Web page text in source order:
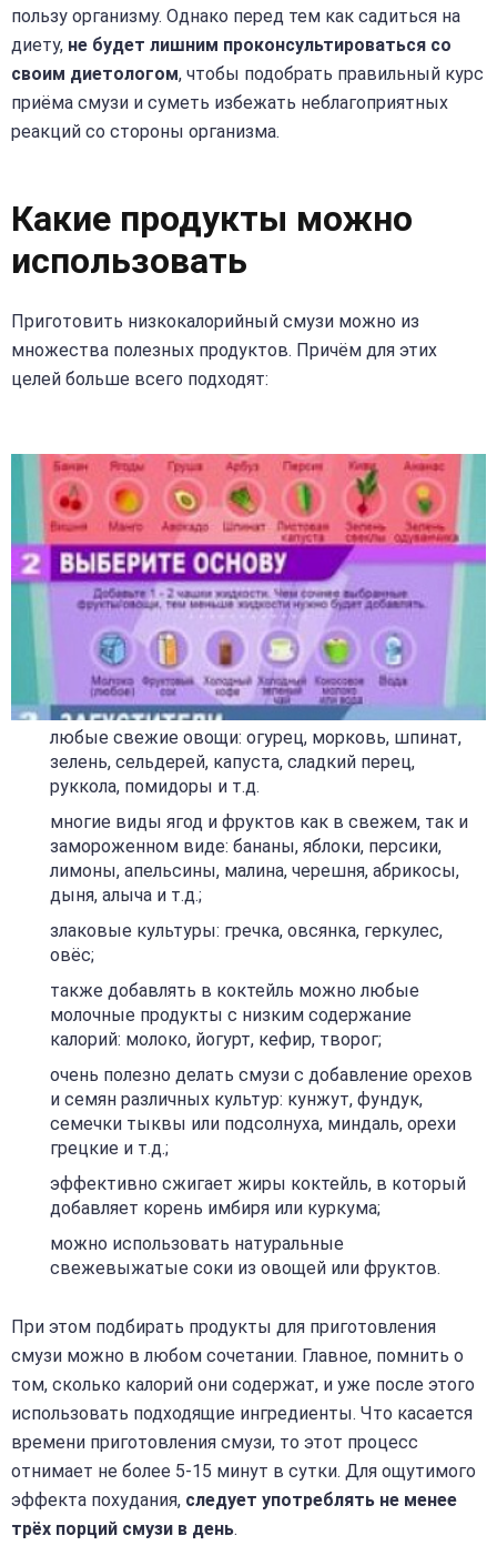
пользу организму. Однако перед тем как садиться на
диету, не будет лишним проконсультироваться со
своим диетологом, чтобы подобрать правильный курс
приёма смузи и суметь избежать неблагоприятных
реакций со стороны организма.
Какие продукты можно
использовать
Приготовить низкокалорийный смузи можно из
множества полезных продуктов. Причём для этих
целей больше всего подходят:
любые свежие овощи: огурец, морковь, шпинат,
зелень, сельдерей, капуста, сладкий перец,
руккола, помидоры и т.д.
многие виды ягод и фруктов как в свежем, так и
замороженном виде: бананы, яблоки, персики,
лимоны, апельсины, малина, черешня, абрикосы,
дыня, алыча и т.д.;
злаковые культуры: гречка, овсянка, геркулес,
овёс;
также добавлять в коктейль можно любые
молочные продукты с низким содержание
калорий: молоко, йогурт, кефир, творог;
очень полезно делать смузи с добавление орехов
и семян различных культур: кунжут, фундук,
семечки тыквы или подсолнуха, миндаль, орехи
грецкие и т.д.;
эффективно сжигает жиры коктейль, в который
добавляет корень имбиря или куркума;
можно использовать натуральные
свежевыжатые соки из овощей или фруктов.
При этом подбирать продукты для приготовления
смузи можно в любом сочетании. Главное, помнить о
том, сколько калорий они содержат, и уже после этого
использовать подходящие ингредиенты. Что касается
времени приготовления смузи, то этот процесс
отнимает не более 5-15 минут в сутки. Для ощутимого
эффекта похудания, следует употреблять не менее
трёх порций смузи в день.